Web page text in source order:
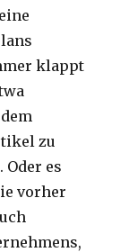
klappt
zu
es
vorher